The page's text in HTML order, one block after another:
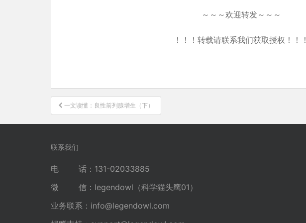
～～～欢迎转发～～～
！！！转载请联系我们获取授权！！！
文
章
导
一文读懂：良性前列腺增生（下）
联系我们
电 话：131-02033885
微 信：legendowl（科学猫头鹰01）
业务联系： info@legendowl.com